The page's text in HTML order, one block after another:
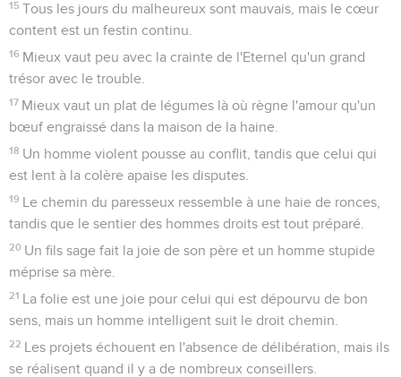
15 Tous les jours du malheureux sont mauvais, mais le cœur
content est un festin continu.
16 Mieux vaut peu avec la crainte de l'Eternel qu'un grand
trésor avec le trouble.
17 Mieux vaut un plat de légumes là où règne l'amour qu'un
bœuf engraissé dans la maison de la haine.
18 Un homme violent pousse au conflit, tandis que celui qui
est lent à la colère apaise les disputes.
19 Le chemin du paresseux ressemble à une haie de ronces,
tandis que le sentier des hommes droits est tout préparé.
20 Un fils sage fait la joie de son père et un homme stupide
méprise sa mère.
21 La folie est une joie pour celui qui est dépourvu de bon
sens, mais un homme intelligent suit le droit chemin.
22 Les projets échouent en l'absence de délibération, mais ils
se réalisent quand il y a de nombreux conseillers.